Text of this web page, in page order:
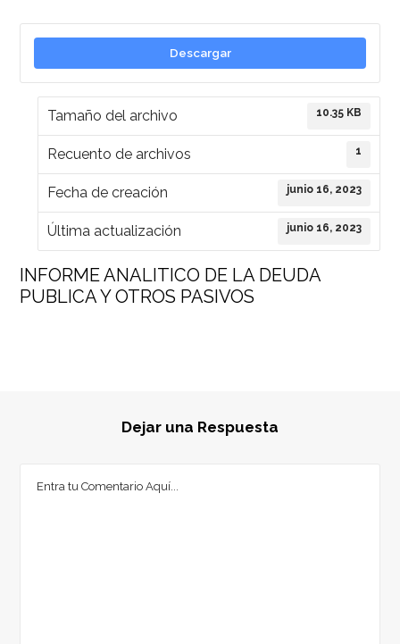
Descargar
Tamaño del archivo 10.35 KB
Recuento de archivos 1
Fecha de creación junio 16, 2023
Última actualización junio 16, 2023
INFORME ANALITICO DE LA DEUDA
PUBLICA Y OTROS PASIVOS
Dejar una Respuesta